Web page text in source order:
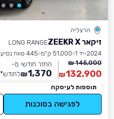
הרצליה
זיקאר ZEEKR X
LONG RANGE
2024 יד 1 51,000 ק״מ
445 טווח נסיעה
145,000 ₪
132,900
₪
החזר חודשי מ-
1,370
₪לחודש*
תוספות לעיסקה
לפגישה בסוכנות